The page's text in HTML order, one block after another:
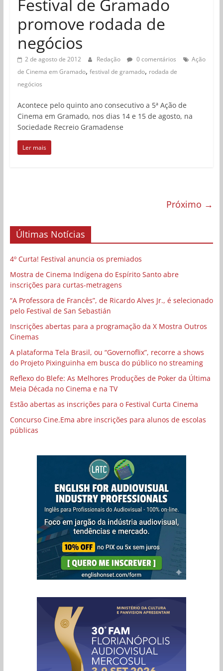
Festival de Gramado
promove rodada de
negócios
2 de agosto de 2012 Redação 0 comentários
Ação
de Cinema em Gramado, festival de gramado, rodada de
negócios
Acontece pelo quinto ano consecutivo a 5ª Ação de
Cinema em Gramado, nos dias 14 e 15 de agosto, na
Sociedade Recreio Gramadense
Ler mais
Próximo →
Últimas Notícias
4º Curta! Festival anuncia os premiados
Mostra de Cinema Indígena do Espírito Santo abre
inscrições para curtas-metragens
“A Professora de Francês”, de Ricardo Alves Jr., é selecionado
pelo Festival de San Sebastián
Inscrições abertas para a programação da X Mostra Outros
Cinemas
A plataforma Tela Brasil, ou “Governoflix”, recorre a shows
do Projeto Pixinguinha em busca do público no streaming
Reflexo do Blefe: As Melhores Produções de Poker da Última
Meia Década no Cinema e na TV
Estão abertas as inscrições para o Festival Curta Cinema
Concurso Cine.Ema abre inscrições para alunos de escolas
públicas